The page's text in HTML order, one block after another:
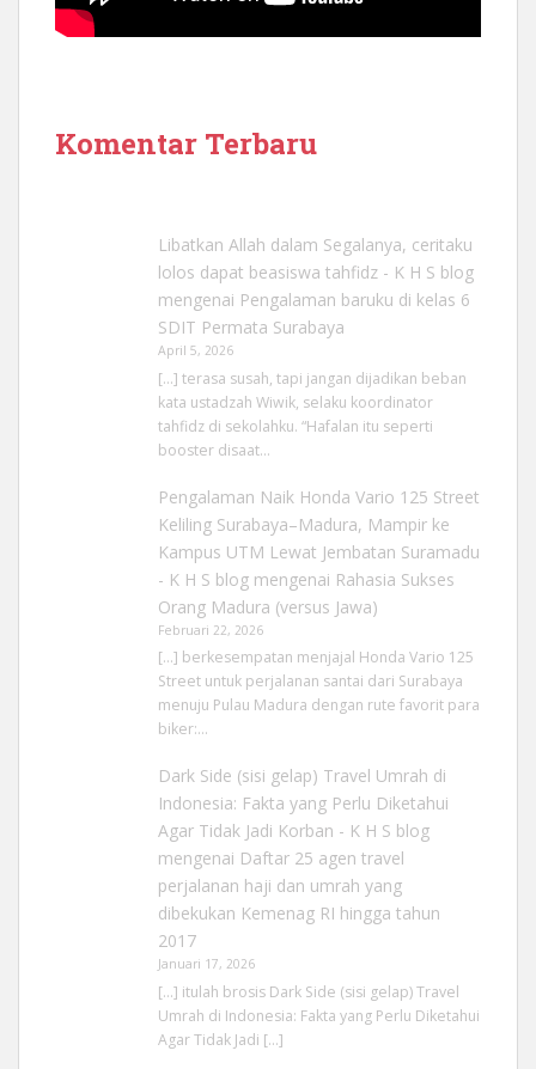
Komentar Terbaru
Libatkan Allah dalam Segalanya, ceritaku
lolos dapat beasiswa tahfidz - K H S blog
mengenai Pengalaman baruku di kelas 6
SDIT Permata Surabaya
April 5, 2026
[…] terasa susah, tapi jangan dijadikan beban
kata ustadzah Wiwik, selaku koordinator
tahfidz di sekolahku. “Hafalan itu seperti
booster disaat…
Pengalaman Naik Honda Vario 125 Street
Keliling Surabaya–Madura, Mampir ke
Kampus UTM Lewat Jembatan Suramadu
- K H S blogmengenai Rahasia Sukses
Orang Madura (versus Jawa)
Februari 22, 2026
[…] berkesempatan menjajal Honda Vario 125
Street untuk perjalanan santai dari Surabaya
menuju Pulau Madura dengan rute favorit para
biker:…
Dark Side (sisi gelap) Travel Umrah di
Indonesia: Fakta yang Perlu Diketahui
Agar Tidak Jadi Korban - K H S blog
mengenai Daftar 25 agen travel
perjalanan haji dan umrah yang
dibekukan Kemenag RI hingga tahun
2017
Januari 17, 2026
[…] itulah brosis Dark Side (sisi gelap) Travel
Umrah di Indonesia: Fakta yang Perlu Diketahui
Agar Tidak Jadi […]